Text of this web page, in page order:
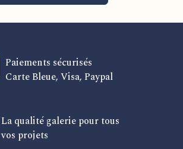
Paiements sécurisés
Carte Bleue, Visa, Paypal
La qualité galerie pour tous
vos projets